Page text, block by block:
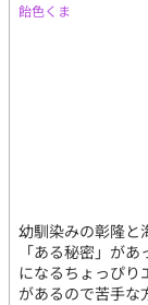
飴色くま
幼馴染みの彰隆と
「ある秘密」が
になるちょっぴり
があるので苦手な